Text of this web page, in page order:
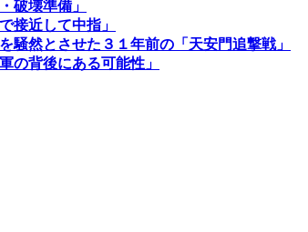
破壊準備」
接近して中指」
然とさせた３１年前の「天安門追撃戦」
の背後にある可能性」